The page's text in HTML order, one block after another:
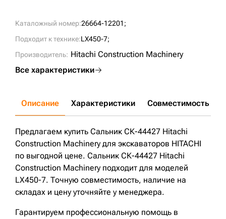
Каталожный номер:26664-12201;
Подходит к технике:LX450-7;
Производитель: Hitachi Construction Machinery
Все характеристики
Описание Характеристики Совместимость
Предлагаем купить Сальник СК-44427 Hitachi
Construction Machinery для экскаваторов HITACHI
по выгодной цене. Сальник СК-44427 Hitachi
Construction Machinery подходит для моделей
LX450-7. Точную совместимость, наличие на
складах и цену уточняйте у менеджера.
Гарантируем профессиональную помощь в